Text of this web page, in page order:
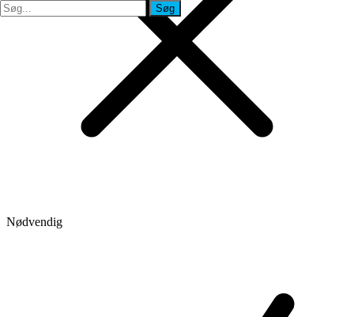
Søg Søg
Nødvendig